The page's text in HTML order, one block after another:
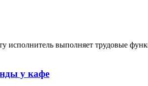
исполнитель выполняет трудовые
у кафе